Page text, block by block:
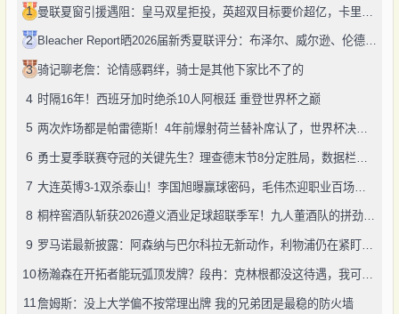
1
2 Bleacher Report晒2026届新秀夏联评分：布泽尔、威尔逊、伦德博格摘A
3 骑记聊老詹：论情感羁绊，骑士是其他下家比不了的
4 时隔16年！西班牙加时绝杀10人阿根廷 重登世界杯之巅
5 两次炸场都是帕雷德斯！4年前爆射荷兰替补席认了，世界杯决赛再演冲突
6
7 大连英博3-1双杀泰山！李国旭曝赢球密码，毛伟杰迎职业百场里程碑
8 桐梓窖酒队斩获2026遵义酒业足球超联季军！九人董酒队的拼劲太戳人
9 罗马诺最新披露：阿森纳与巴尔科拉无新动作，利物浦仍在紧盯目标
10 杨瀚森在开拓者能玩弧顶发牌？段冉：克林根都没这待遇，我可不太看好
11詹姆斯：没上大学偏不按常理出牌 我的兄弟团是最稳的防火墙